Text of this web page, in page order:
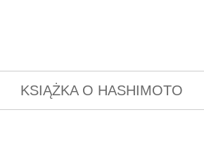
KSIĄŻKA O HASHIMOTO